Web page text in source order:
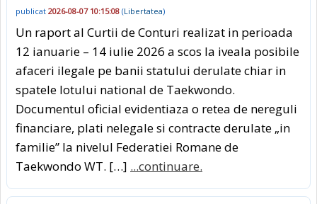
publicat 2026-08-07 10:15:08 (Libertatea)
Un raport al Curtii de Conturi realizat in perioada
12 ianuarie – 14 iulie 2026 a scos la iveala posibile
afaceri ilegale pe banii statului derulate chiar in
spatele lotului national de Taekwondo.
Documentul oficial evidentiaza o retea de nereguli
financiare, plati nelegale si contracte derulate „in
familie” la nivelul Federatiei Romane de
Taekwondo WT. […] ...continuare.